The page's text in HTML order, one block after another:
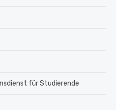
für Studierende